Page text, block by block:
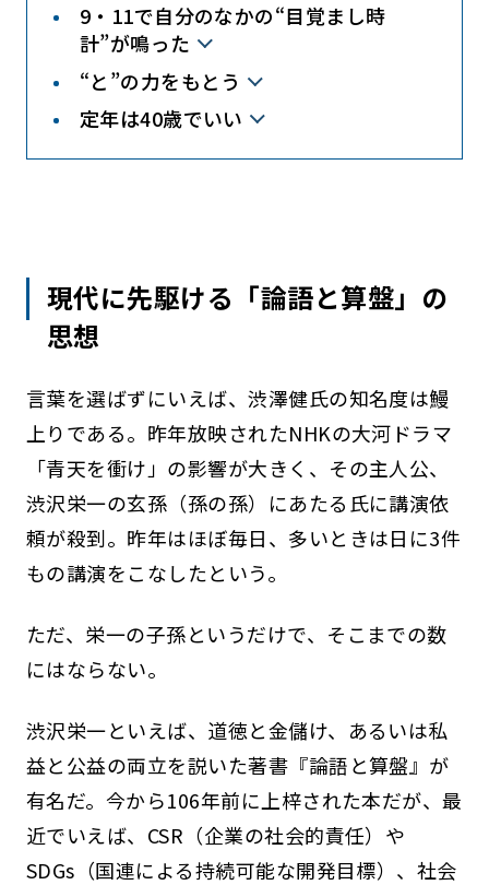
9・11で自分のなかの“目覚まし時
計”が鳴った
“と”の力をもとう
定年は40歳でいい
現代に先駆ける「論語と算盤」の
思想
言葉を選ばずにいえば、渋澤健氏の知名度は鰻
上りである。昨年放映されたNHKの大河ドラマ
「青天を衝け」の影響が大きく、その主人公、
渋沢栄一の玄孫（孫の孫）にあたる氏に講演依
頼が殺到。昨年はほぼ毎日、多いときは日に3件
もの講演をこなしたという。
ただ、栄一の子孫というだけで、そこまでの数
にはならない。
渋沢栄一といえば、道徳と金儲け、あるいは私
益と公益の両立を説いた著書『論語と算盤』が
有名だ。今から106年前に上梓された本だが、最
近でいえば、CSR（企業の社会的責任）や
SDGs（国連による持続可能な開発目標）、社会